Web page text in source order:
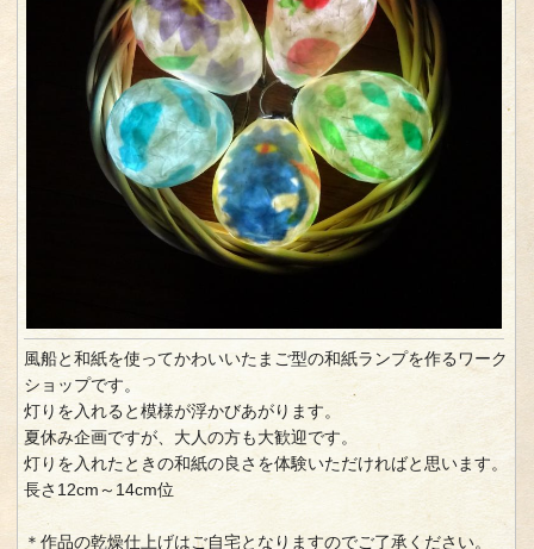
風船と和紙を使ってかわいいたまご型の和紙ランプを作るワーク
ショップです。
灯りを入れると模様が浮かびあがります。
夏休み企画ですが、大人の方も大歓迎です。
灯りを入れたときの和紙の良さを体験いただければと思います。
長さ12cm～14cm位
＊作品の乾燥仕上げはご自宅となりますのでご了承ください。